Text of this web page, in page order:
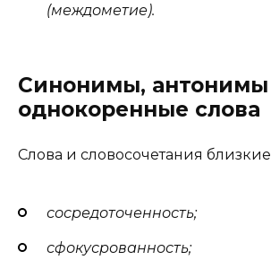
(междометие).
Синонимы, антонимы
однокоренные слова
Слова и словосочетания
сосредоточенность;
сфокусрованность;